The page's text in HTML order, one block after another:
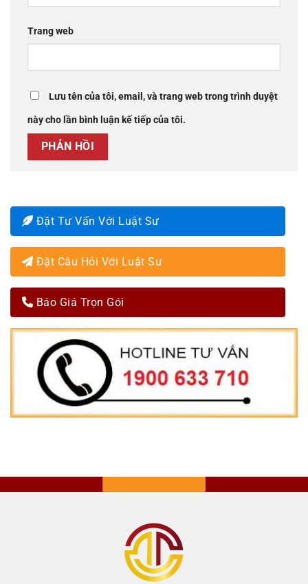
Trang web
Lưu tên của tôi, email, và trang web trong trình duyệt
này cho lần bình luận kế tiếp của tôi.
Đặt Tư Vấn Với Luật Sư
Đặt Câu Hỏi Với Luật Sư
Báo Giá Trọn Gói